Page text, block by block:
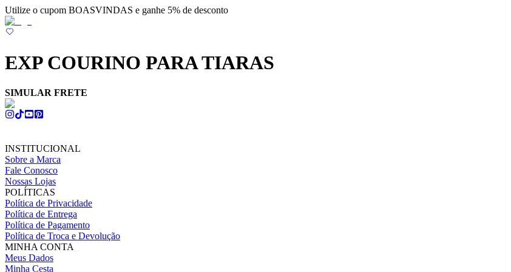
Utilize o cupom BOASVINDAS e ganhe 5% de desconto
EXP COURINO PARA TIARAS
SIMULAR FRETE
INSTITUCIONAL
Sobre a Marca
Fale Conosco
Nossas Lojas
POLÍTICAS
Política de Privacidade
Política de Entrega
Política de Pagamento
Política de Troca e Devolução
MINHA CONTA
Meus Dados
Minha Cesta